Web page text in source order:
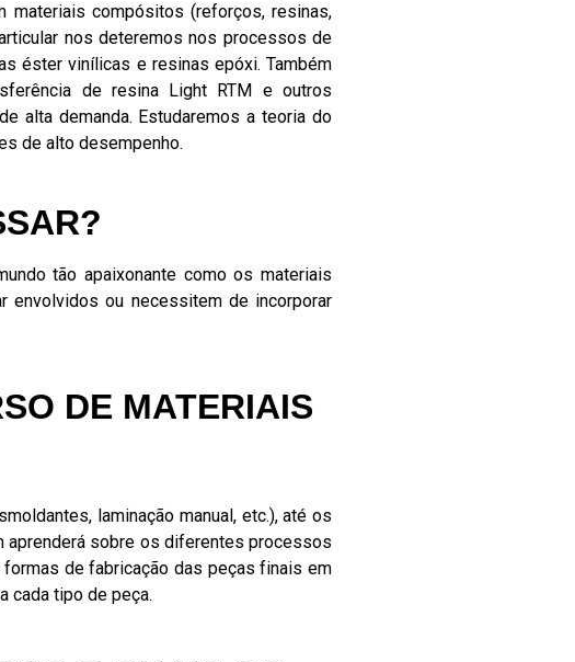
materiais compósitos (reforços, resinas,
nos deteremos nos processos de
éster vinílicas e resinas epóxi. Também
de resina Light RTM e outros
alta demanda. Estudaremos a teoria do
de alto desempenho.
tão apaixonante como os materiais
ou necessitem de incorporar
DE MATERIAIS
laminação manual, etc.), até os
aprenderá sobre os diferentes processos
de fabricação das peças finais em
cada tipo de peça.